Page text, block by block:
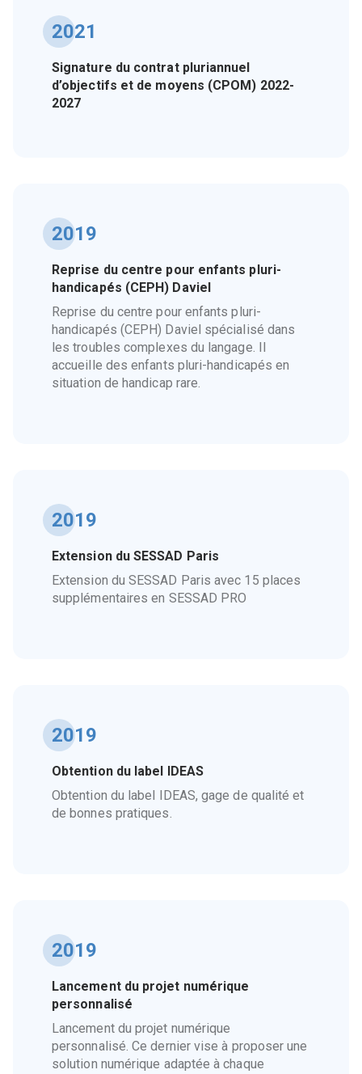
2021
Signature du contrat pluriannuel
d’objectifs et de moyens (CPOM) 2022-
2027
2019
Reprise du centre pour enfants pluri-
handicapés (CEPH) Daviel
Reprise du centre pour enfants pluri-
handicapés (CEPH) Daviel spécialisé dans
les troubles complexes du langage. Il
accueille des enfants pluri-handicapés en
situation de handicap rare.
2019
Extension du SESSAD Paris
Extension du SESSAD Paris avec 15 places
supplémentaires en SESSAD PRO
2019
Obtention du label IDEAS
Obtention du label IDEAS, gage de qualité et
de bonnes pratiques.
2019
Lancement du projet numérique
personnalisé
Lancement du projet numérique
personnalisé. Ce dernier vise à proposer une
solution numérique adaptée à chaque